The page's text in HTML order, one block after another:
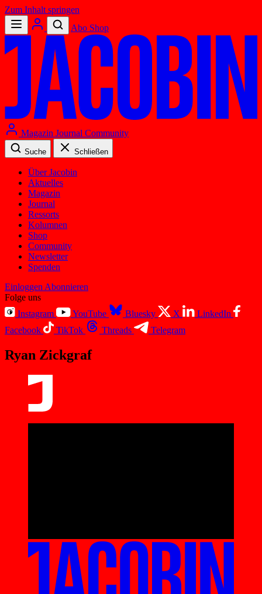
Zum Inhalt springen
Abo Shop
Magazin Journal Community
Suche Schließen
Über Jacobin
Aktuelles
Magazin
Journal
Ressorts
Kolumnen
Shop
Community
Newsletter
Spenden
Einloggen Abonnieren
Folge uns
Instagram
YouTube Bluesky X
LinkedIn
Facebook
TikTok Threads Telegram
Ryan Zickgraf